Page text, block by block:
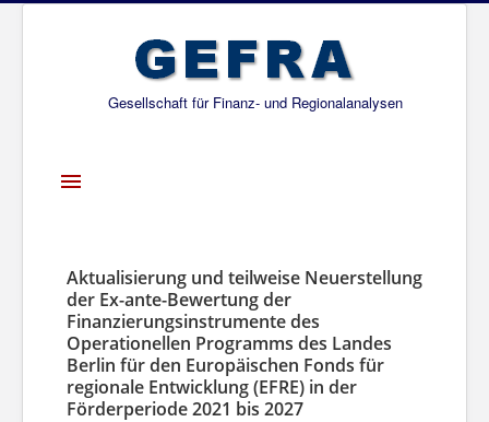
Gesellschaft für Finanz- und Regionalanalysen
Toggle
Über uns
Projekte
Publikationen
Gesellschafter
Aktualisierung und teilweise Neuerstellung
der Ex-ante-Bewertung der
Finanzierungsinstrumente des
Operationellen Programms des Landes
Berlin für den Europäischen Fonds für
regionale Entwicklung (EFRE) in der
Förderperiode 2021 bis 2027